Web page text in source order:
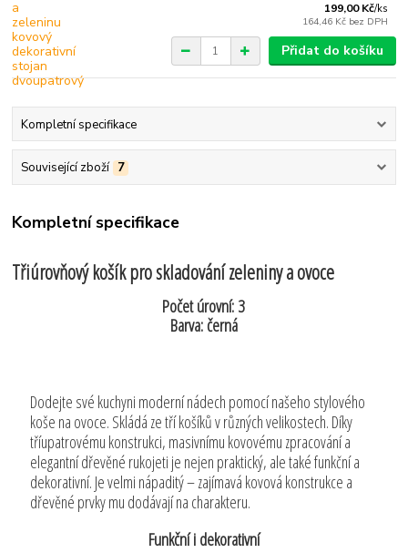
199,00 Kč/ks
164,46 Kč bez DPH
Přidat do košíku
Kompletní specifikace
Související zboží 7
Kompletní specifikace
Třiúrovňový košík pro skladování zeleniny a ovoce
Počet úrovní: 3
Barva: černá
Dodejte své kuchyni moderní nádech pomocí našeho stylového
koše na ovoce. Skládá ze tří košíků v různých velikostech. Díky
tříupatrovému konstrukci, masivnímu kovovému zpracování a
elegantní dřevěné rukojeti je nejen praktický, ale také funkční a
dekorativní. Je velmi nápaditý – zajímavá kovová konstrukce a
dřevěné prvky mu dodávají na charakteru.
Funkční i dekorativní